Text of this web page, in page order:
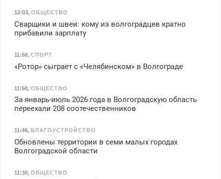
12:03, ОБЩЕСТВО
Сварщики и швеи: кому из волгоградцев кратно
прибавили зарплату
11:58, СПОРТ
«Ротор» сыграет с «Челябинском» в Волгограде
11:58, ОБЩЕСТВО
За январь-июль 2026 года в Волгоградскую область
переехали 208 соотечественников
11:46, БЛАГОУСТРОЙСТВО
Обновлены территории в семи малых городах
Волгоградской области
11:30, ОБЩЕСТВО